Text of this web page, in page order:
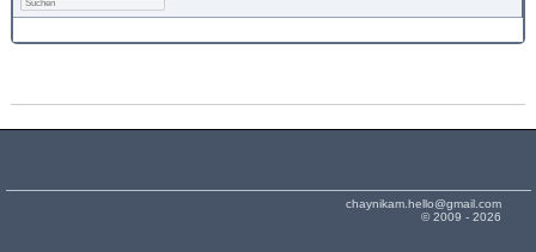
chaynikam.hello@gmail.com
© 2009 - 2026